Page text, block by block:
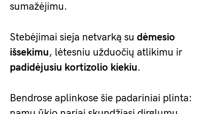
sumažėjimu.
Stebėjimai sieja netvarką su dėmesio
išsekimu, lėtesniu užduočių atlikimu ir
padidėjusiu kortizolio kiekiu.
Bendrose aplinkose šie padariniai plinta: